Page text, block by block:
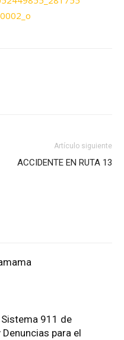
Artículo siguiente
ACCIDENTE EN RUTA 13
911 de
para el